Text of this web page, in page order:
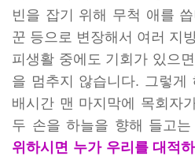
빈을 잡기 위해 무척 애를
꾼 등으로 변장해서 여러 지
피생활 중에도 기회가 있으
을 멈추지 않습니다. 그렇게
배시간 맨 마지막에 목회자
두 손을 하늘을 향해 들고는
위하시면 누가 우리를 대적